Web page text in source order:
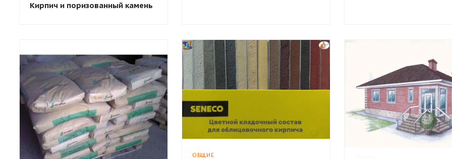
Кирпич и поризованный камень
ОБЩИЕ